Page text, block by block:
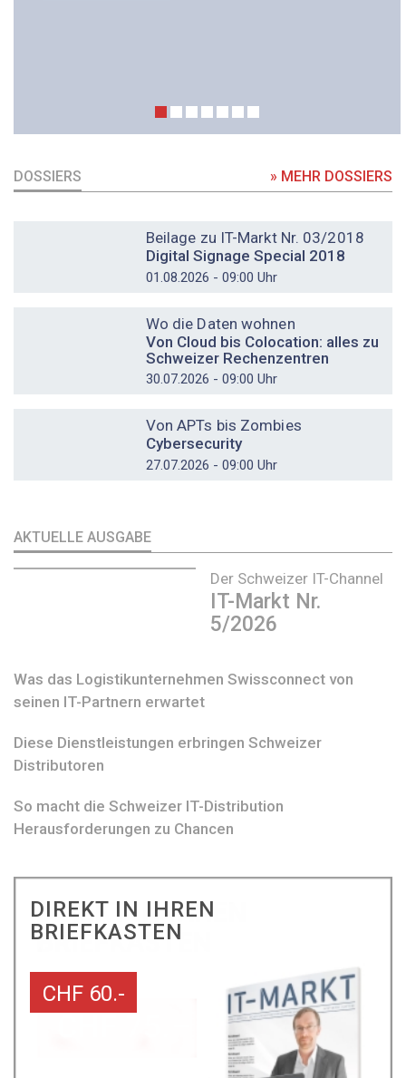
DOSSIERS » MEHR DOSSIERS
Beilage zu IT-Markt Nr. 03/2018
Digital Signage Special 2018
01.08.2026 - 09:00 Uhr
Wo die Daten wohnen
Von Cloud bis Colocation: alles zu
Schweizer Rechenzentren
30.07.2026 - 09:00 Uhr
Von APTs bis Zombies
Cybersecurity
27.07.2026 - 09:00 Uhr
AKTUELLE AUSGABE
Der Schweizer IT-Channel
IT-Markt Nr.
5/2026
Was das Logistikunternehmen Swissconnect von
seinen IT-Partnern erwartet
Diese Dienstleistungen erbringen Schweizer
Distributoren
So macht die Schweizer IT-Distribution
Herausforderungen zu Chancen
DIREKT IN IHREN
BRIEFKASTEN
CHF 60.-